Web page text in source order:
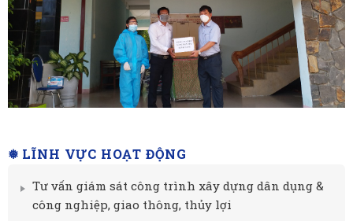
❅ LĨNH VỰC HOẠT ĐỘNG
Tư vấn giám sát công trình xây dựng dân dụng &
công nghiệp, giao thông, thủy lợi